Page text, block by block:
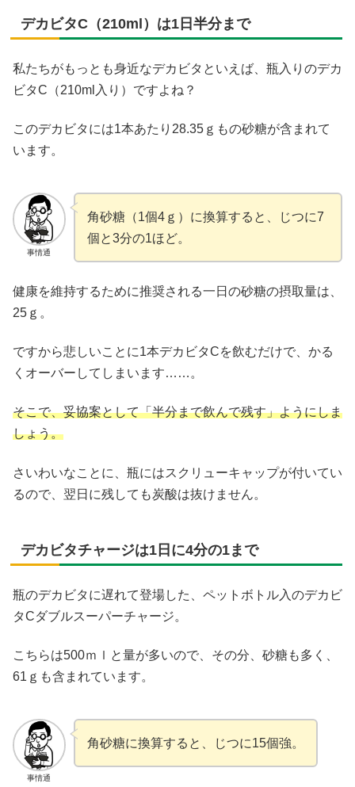
デカビタC（210ml）は1日半分まで
私たちがもっとも身近なデカビタといえば、瓶入りのデカ
ビタC（210ml入り）ですよね？
このデカビタには1本あたり28.35ｇもの砂糖が含まれて
います。
事情通
角砂糖（1個4ｇ）に換算すると、じつに7
個と3分の1ほど。
健康を維持するために推奨される一日の砂糖の摂取量は、
25ｇ。
ですから悲しいことに1本デカビタCを飲むだけで、かる
くオーバーしてしまいます……。
そこで、妥協案として「半分まで飲んで残す」ようにしま
しょう。
さいわいなことに、瓶にはスクリューキャップが付いてい
るので、翌日に残しても炭酸は抜けません。
デカビタチャージは1日に4分の1まで
瓶のデカビタに遅れて登場した、ペットボトル入のデカビ
タCダブルスーパーチャージ。
こちらは500ｍｌと量が多いので、その分、砂糖も多く、
61ｇも含まれています。
事情通
角砂糖に換算すると、じつに15個強。